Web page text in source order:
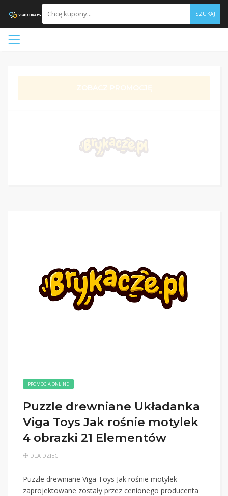
SZUKAJ
ZOBACZ PROMOCJĘ
PROMOCJA ONLINE
Puzzle drewniane Układanka
Viga Toys Jak rośnie motylek
4 obrazki 21 Elementów
DLA DZIECI
Puzzle drewniane Viga Toys Jak rośnie motylek
zaprojektowane zostały przez cenionego producenta